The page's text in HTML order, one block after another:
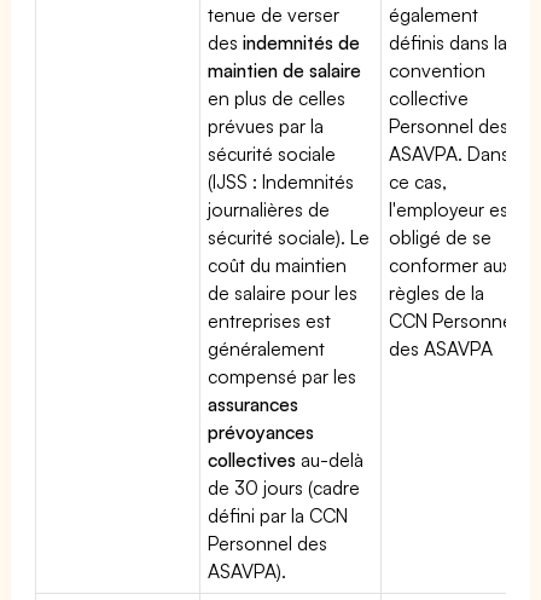
tenue de verser
desindemnités de
maintien de salaire
en plus de celles
prévues par la
sécurité sociale
(IJSS : Indemnités
journalières de
sécurité sociale). Le
coût du maintien
de salaire pour les
entreprises est
généralement
compensé par les
assurances
prévoyances
collectives au-delà
de 30 jours (cadre
défini par la CCN
Personnel des
ASAVPA).
également
définis dans la
convention
collective
Personnel des
ASAVPA. Dans
ce cas,
l'employeur est
obligé de se
conformer aux
règles de la
CCN Personnel
des ASAVPA